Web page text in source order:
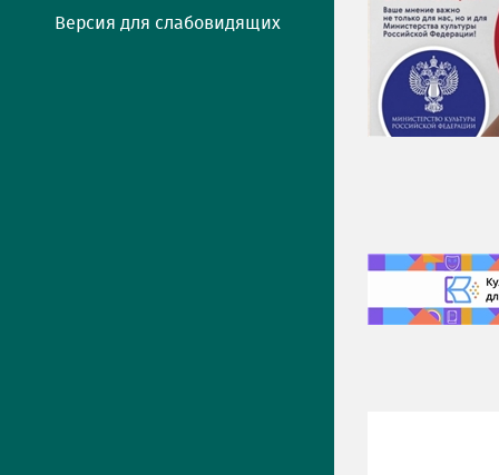
Версия для слабовидящих